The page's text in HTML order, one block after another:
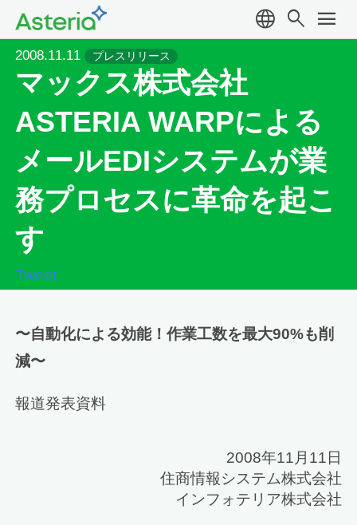
language search menu
2008.11.11 プレスリリース
マックス株式会社
ASTERIA WARPによる
メールEDIシステムが業
務プロセスに革命を起こ
す
Tweet
〜自動化による効能！作業工数を最大90%も削
減〜
報道発表資料
2008年11月11日
住商情報システム株式会社
インフォテリア株式会社